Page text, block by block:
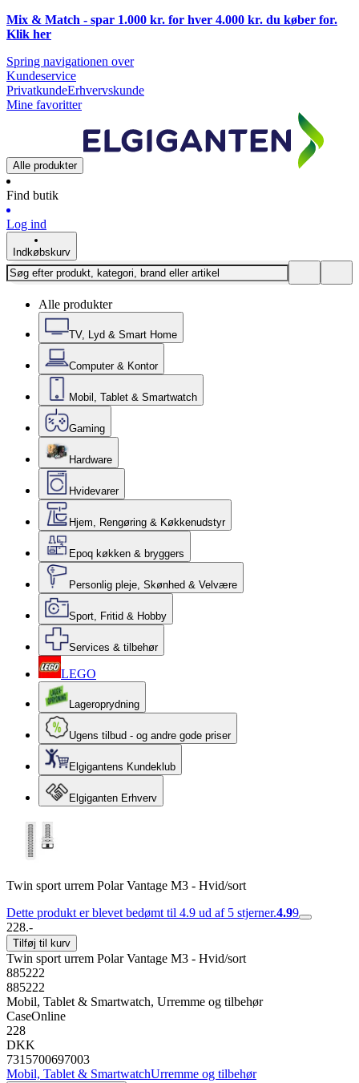
Mix & Match - spar 1.000 kr. for hver 4.000 kr. du køber for.
Klik her
Spring navigationen over
Kundeservice
PrivatkundeErhvervskunde
Mine favoritter
Alle produkter
Find butik
Log ind
Indkøbskurv
Alle produkter
TV, Lyd & Smart Home
Computer & Kontor
Mobil, Tablet & Smartwatch
Gaming
Hardware
Hvidevarer
Hjem, Rengøring & Køkkenudstyr
Epoq køkken & bryggers
Personlig pleje, Skønhed & Velvære
Sport, Fritid & Hobby
Services & tilbehør
LEGO
Lageroprydning
Ugens tilbud - og andre gode priser
Elgigantens Kundeklub
Elgiganten Erhverv
Twin sport urrem Polar Vantage M3 - Hvid/sort
Dette produkt er blevet bedømt til 4.9 ud af 5 stjerner.4.99
228.-
Tilføj til kurv
Twin sport urrem Polar Vantage M3 - Hvid/sort
885222
885222
Mobil, Tablet & Smartwatch, Urremme og tilbehør
CaseOnline
228
DKK
7315700697003
Mobil, Tablet & SmartwatchUrremme og tilbehør